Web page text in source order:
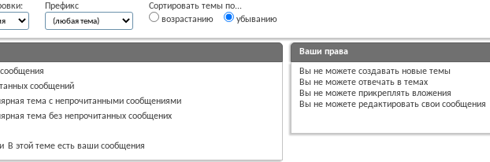
Префикс
Сортировать темы по...
возрастанию
убыванию
сообщений
тема с непрочитанными сообщениями
тема без непрочитанных сообщених
В этой теме есть ваши сообщения
Ваши права
Выне можете создавать новые темы
Выне можете отвечать в темах
Выне можете прикреплять вложения
Выне можете редактировать свои сообщения